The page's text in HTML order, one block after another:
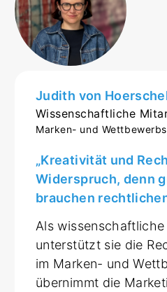
Judith von
Wissenschaftliche
Marken- und
„Kreativität und
Widerspruch, denn
brauchen
Als
unterstützt sie die
im Marken- und
übernimmt die